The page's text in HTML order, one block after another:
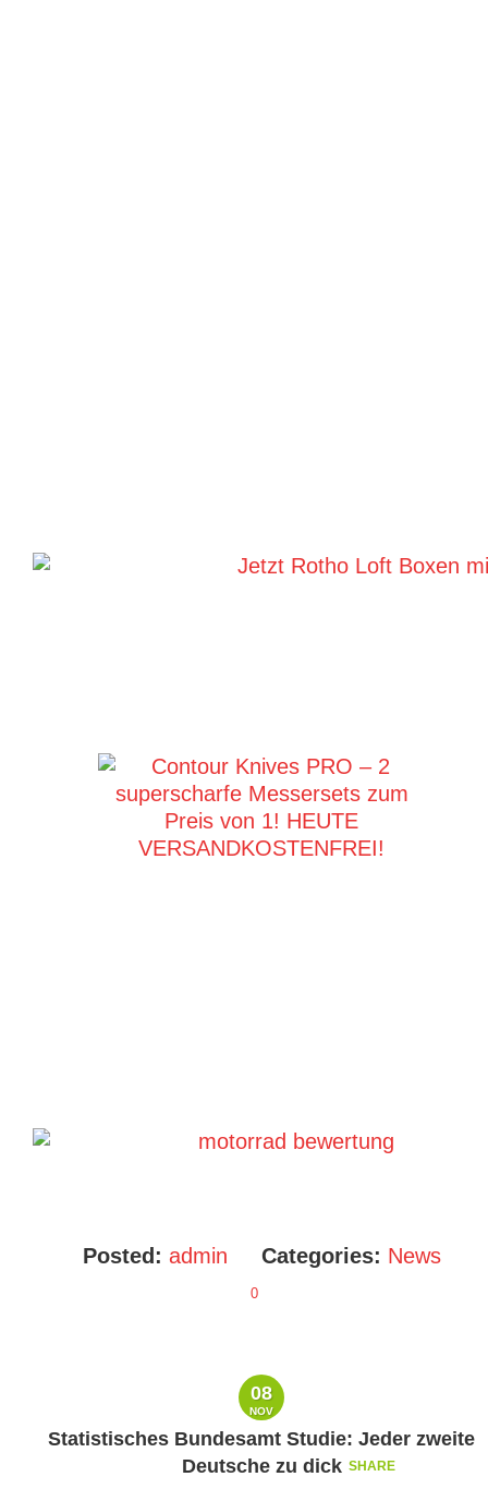
Posted: admin Categories: News
0
08
NOV
Statistisches Bundesamt Studie: Jeder zweite
Deutsche zu dick SHARE